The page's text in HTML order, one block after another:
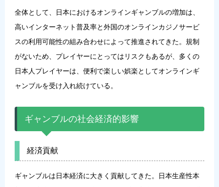
全体として、日本におけるオンラインギャンブルの増加は、
高いインターネット普及率と外国のオンラインカジノサービ
スの利用可能性の組み合わせによって推進されてきた。規制
がないため、プレイヤーにとってはリスクもあるが、多くの
日本人プレイヤーは、便利で楽しい娯楽としてオンラインギ
ャンブルを受け入れ続けている。
ギャンブルの社会経済的影響
経済貢献
ギャンブルは日本経済に大きく貢献してきた。日本生産性本